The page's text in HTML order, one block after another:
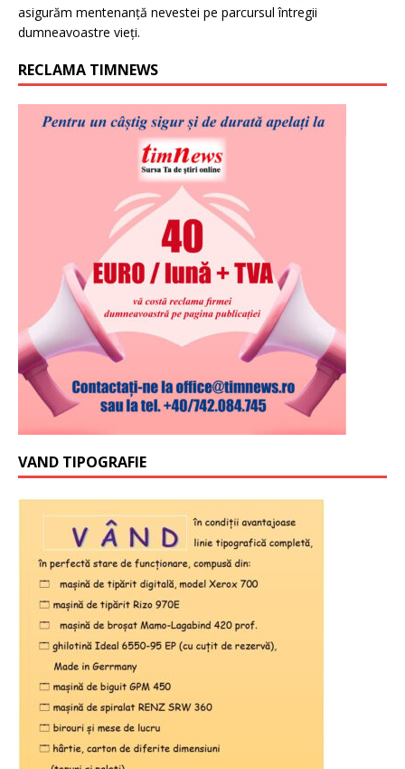
asigurăm mentenanță nevestei pe parcursul întregii
dumneavoastre vieți.
RECLAMA TIMNEWS
VAND TIPOGRAFIE